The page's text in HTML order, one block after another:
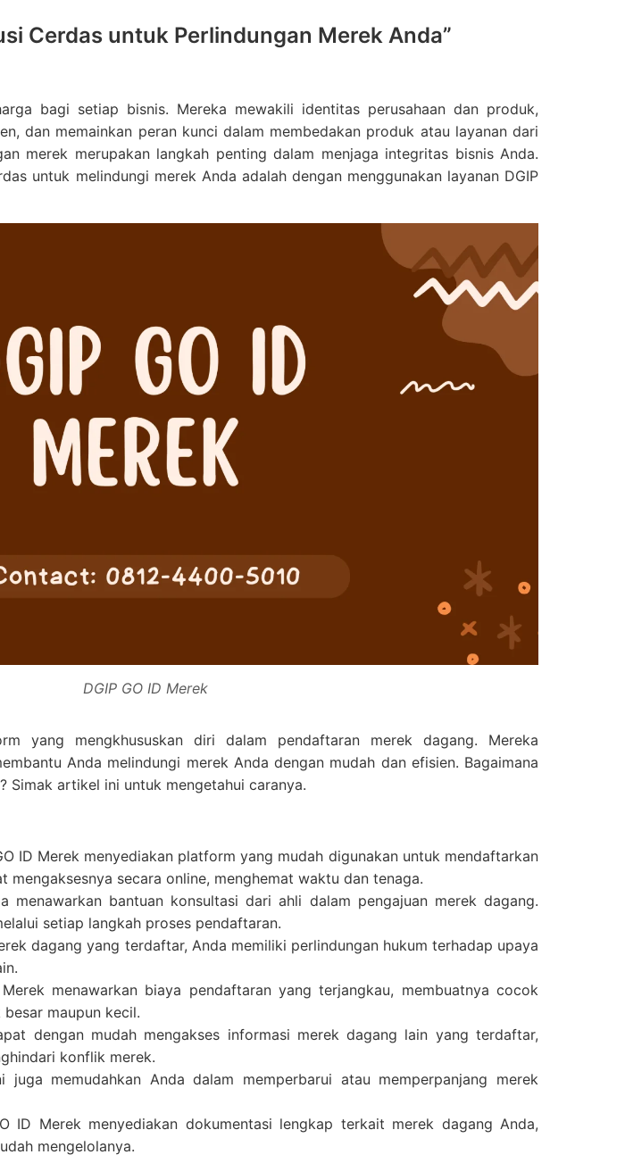
Cerdas untuk Perlindungan Merek Anda”
bagi setiap bisnis. Mereka mewakili identitas perusahaan dan produk,
dan memainkan peran kunci dalam membedakan produk atau layanan dari
merek merupakan langkah penting dalam menjaga integritas bisnis Anda.
untuk melindungi merek Anda adalah dengan menggunakan layanan DGIP
DGIP GO ID Merek
yang mengkhususkan diri dalam pendaftaran merek dagang. Mereka
Anda melindungi merek Anda dengan mudah dan efisien. Bagaimana
Simak artikel ini untuk mengetahui caranya.
ID Merek menyediakan platform yang mudah digunakan untuk mendaftarkan
mengaksesnya secara online, menghemat waktu dan tenaga.
menawarkan bantuan konsultasi dari ahli dalam pengajuan merek dagang.
setiap langkah proses pendaftaran.
dagang yang terdaftar, Anda memiliki perlindungan hukum terhadap upaya
menawarkan biaya pendaftaran yang terjangkau, membuatnya cocok
maupun kecil.
dengan mudah mengakses informasi merek dagang lain yang terdaftar,
konflik merek.
juga memudahkan Anda dalam memperbarui atau memperpanjang merek
ID Merek menyediakan dokumentasi lengkap terkait merek dagang Anda,
mengelolanya.